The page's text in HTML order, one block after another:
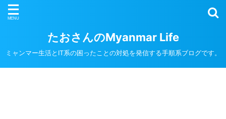
たおさんのMyanmar Life
ミャンマー生活とIT系の困ったことの対処を発信する手順系ブログです。